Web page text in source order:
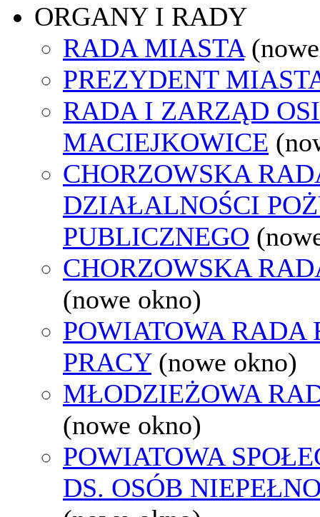
ORGANY I RADY
RADA MIASTA
PREZYDENT
RADA I ZARZĄD
MACIEJKOWICE
CHORZOWSKA
DZIAŁALNOŚCI
PUBLICZNEGO
CHORZOWSKA
(nowe okno)
POWIATOWA RADA
PRACY (nowe okno)
MŁODZIEŻOWA
(nowe okno)
POWIATOWA
DS. OSÓB